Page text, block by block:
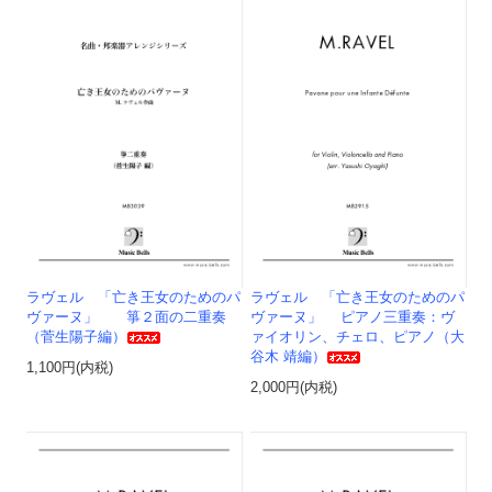
ラヴェル 「亡き王女のためのパ
ヴァーヌ」 箏２面の二重奏
（菅生陽子編）
1,100円(内税)
ラヴェル 「亡き王女のためのパ
ヴァーヌ」 ピアノ三重奏：ヴ
ァイオリン、チェロ、ピアノ（大
谷木 靖編）
2,000円(内税)